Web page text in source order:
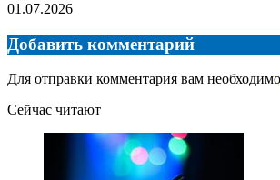
01.07.2026
Добавить комментарий
Для отправки комментария вам необходимо
Сейчас читают